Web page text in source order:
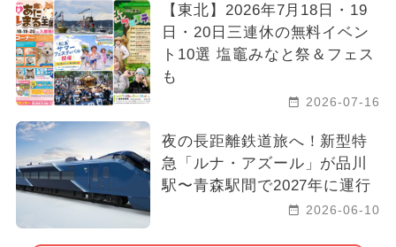
【東北】2026年7月18日・19
日・20日三連休の無料イベン
ト10選 塩竈みなと祭＆フェス
も
2026-07-16
夜の長距離鉄道旅へ！新型特
急「ルナ・アズール」が品川
駅〜青森駅間で2027年に運行
2026-06-10